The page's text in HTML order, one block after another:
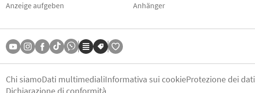
Anzeige aufgeben
Anhänger
Chi siamoDati multimedialiInformativa sui cookieProtezione dei dati